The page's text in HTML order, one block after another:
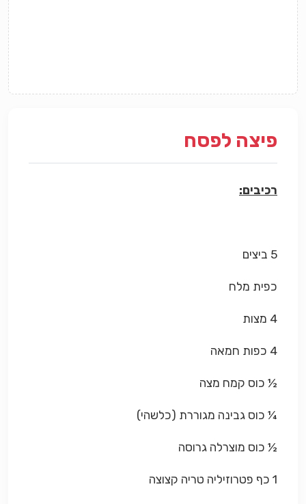
פיצה לפסח
רכיבים:
5 ביצים
כפית מלח
4 מצות
4 כפות חמאה
½ כוס קמח מצה
¼ כוס גבינה מגוררת (כלשהי)
½ כוס מוצרלה גרוסה
1 כף פטרוזיליה טריה קצוצה